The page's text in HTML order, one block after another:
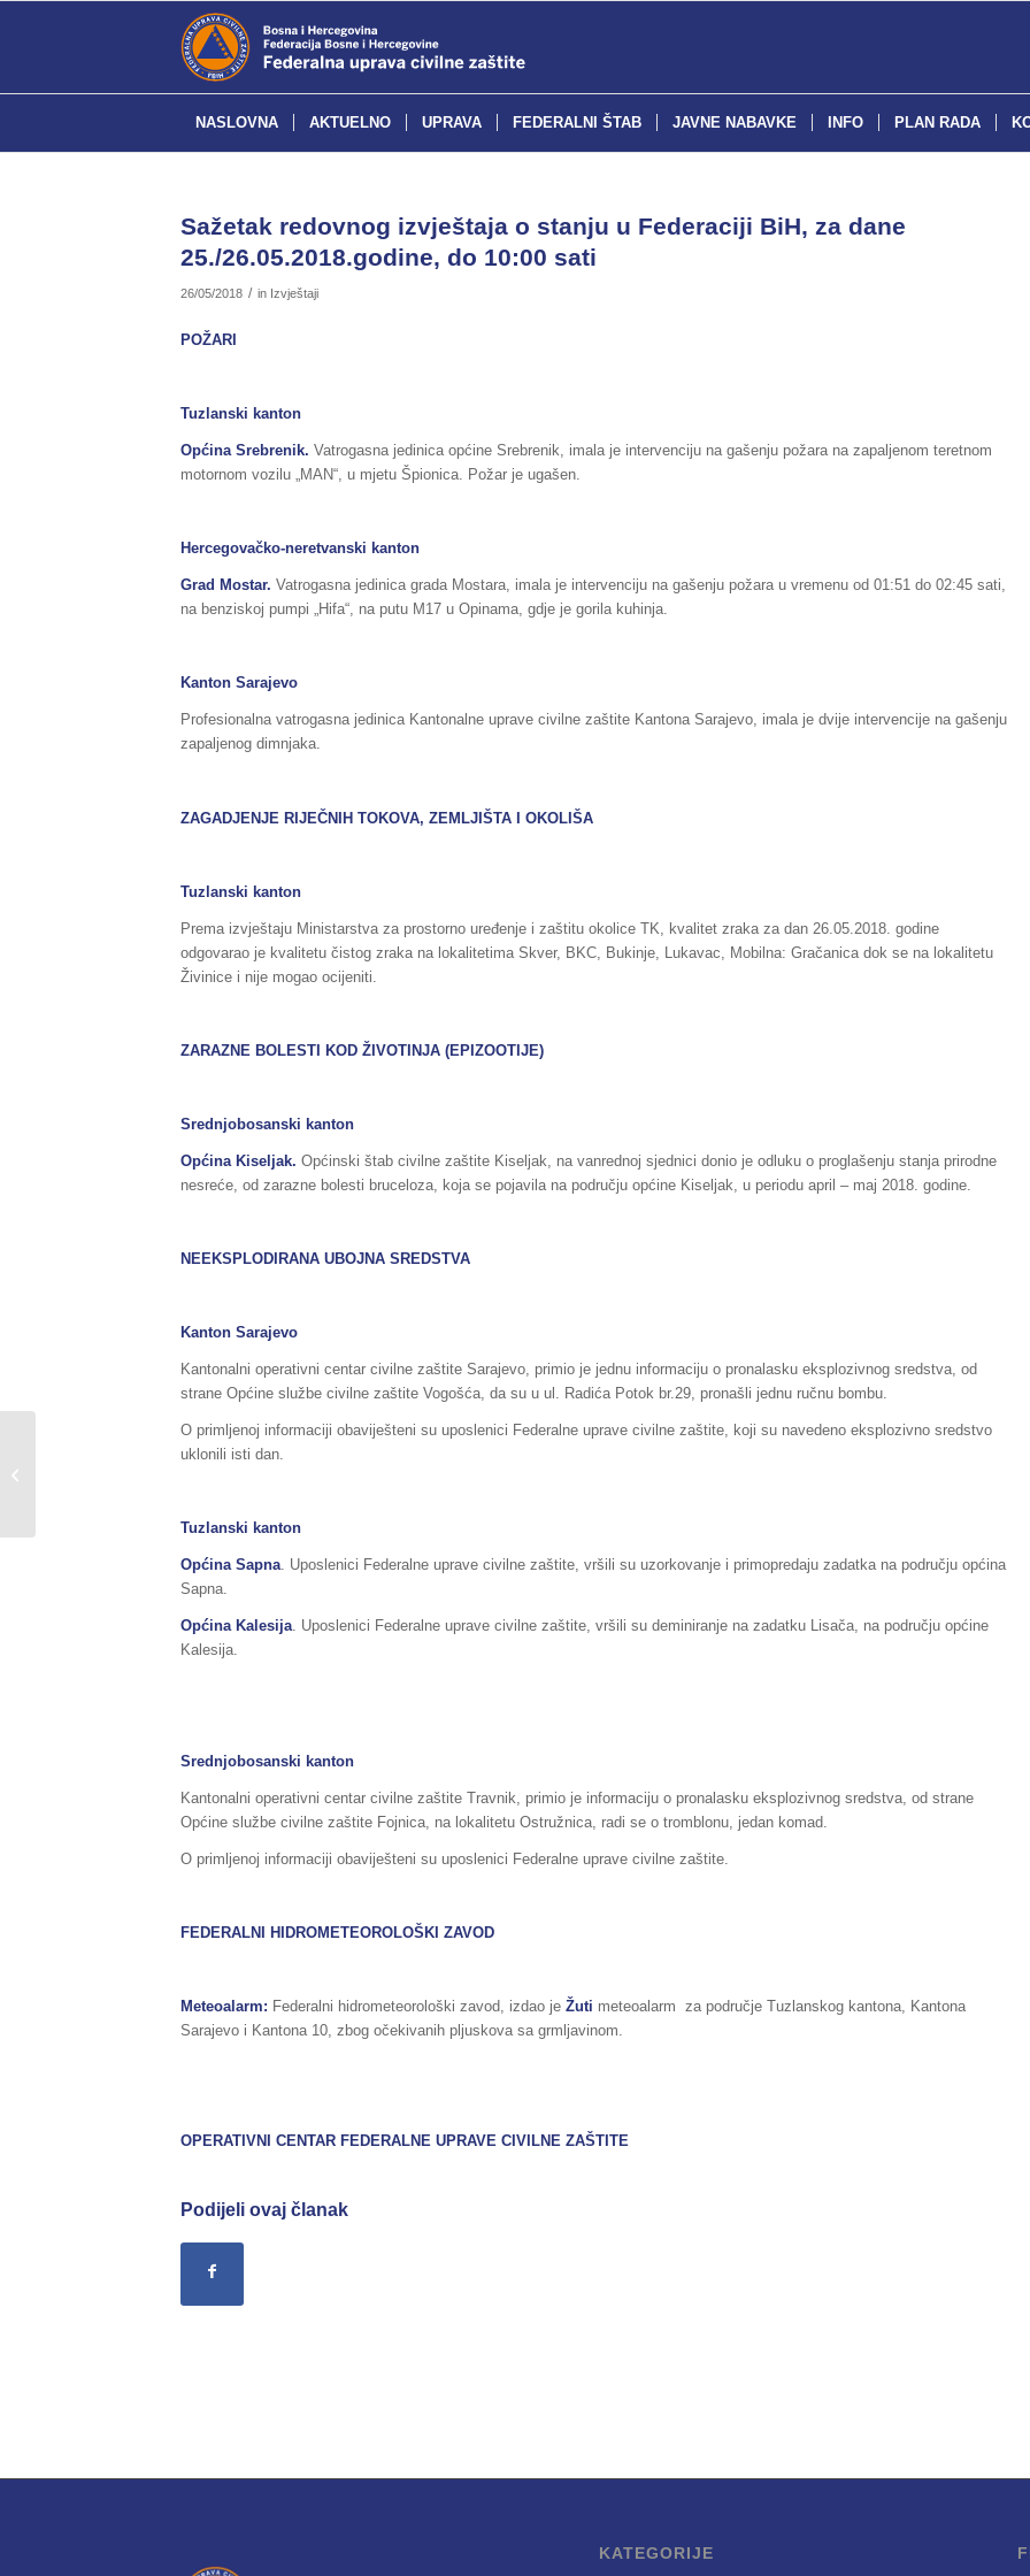
NASLOVNA AKTUELNO UPRAVA FEDERALNI ŠTAB JAVNE NABAVKE INFO PLAN RADA
Sažetak redovnog izvještaja o stanju u Federaciji BiH, za dane
25./26.05.2018.godine, do 10:00 sati
26/05/2018 / in Izvještaji
POŽARI
Tuzlanski kanton
Općina Srebrenik. Vatrogasna jedinica općine Srebrenik, imala je intervenciju na gašenju požara na zapaljenom teretnom
motornom vozilu „MAN“, u mjetu Špionica. Požar je ugašen.
Hercegovačko-neretvanski kanton
Grad Mostar. Vatrogasna jedinica grada Mostara, imala je intervenciju na gašenju požara u vremenu od 01:51 do 02:45 sati,
na benziskoj pumpi „Hifa“, na putu M17 u Opinama, gdje je gorila kuhinja.
Kanton Sarajevo
Profesionalna vatrogasna jedinica Kantonalne uprave civilne zaštite Kantona Sarajevo, imala je dvije intervencije na gašenju
zapaljenog dimnjaka.
ZAGADJENJE RIJEČNIH TOKOVA, ZEMLJIŠTA I OKOLIŠA
Tuzlanski kanton
Prema izvještaju Ministarstva za prostorno uređenje i zaštitu okolice TK, kvalitet zraka za dan 26.05.2018. godine
odgovarao je kvalitetu čistog zraka na lokalitetima Skver, BKC, Bukinje, Lukavac, Mobilna: Gračanica dok se na lokalitetu
Živinice i nije mogao ocijeniti.
ZARAZNE BOLESTI KOD ŽIVOTINJA (EPIZOOTIJE)
Srednjobosanski kanton
Općina Kiseljak. Općinski štab civilne zaštite Kiseljak, na vanrednoj sjednici donio je odluku o proglašenju stanja prirodne
nesreće, od zarazne bolesti bruceloza, koja se pojavila na području općine Kiseljak, u periodu april – maj 2018. godine.
NEEKSPLODIRANA UBOJNA SREDSTVA
Kanton Sarajevo
Kantonalni operativni centar civilne zaštite Sarajevo, primio je jednu informaciju o pronalasku eksplozivnog sredstva, od
strane Općine službe civilne zaštite Vogošća, da su u ul. Radića Potok br.29, pronašli jednu ručnu bombu.
O primljenoj informaciji obaviješteni su uposlenici Federalne uprave civilne zaštite, koji su navedeno eksplozivno sredstvo
uklonili isti dan.
Tuzlanski kanton
Općina Sapna. Uposlenici Federalne uprave civilne zaštite, vršili su uzorkovanje i primopredaju zadatka na području općina
Sapna.
Općina Kalesija. Uposlenici Federalne uprave civilne zaštite, vršili su deminiranje na zadatku Lisača, na području općine
Kalesija.
Srednjobosanski kanton
Kantonalni operativni centar civilne zaštite Travnik, primio je informaciju o pronalasku eksplozivnog sredstva, od strane
Općine službe civilne zaštite Fojnica, na lokalitetu Ostružnica, radi se o tromblonu, jedan komad.
O primljenoj informaciji obaviješteni su uposlenici Federalne uprave civilne zaštite.
FEDERALNI HIDROMETEOROLOŠKI ZAVOD
Meteoalarm: Federalni hidrometeorološki zavod, izdao je Žuti meteoalarm za područje Tuzlanskog kantona, Kantona
Sarajevo i Kantona 10, zbog očekivanih pljuskova sa grmljavinom.
OPERATIVNI CENTAR FEDERALNE UPRAVE CIVILNE ZAŠTITE
Podijeli ovaj članak
KATEGORIJE
Sažetak redovnog izvještaja o stanju